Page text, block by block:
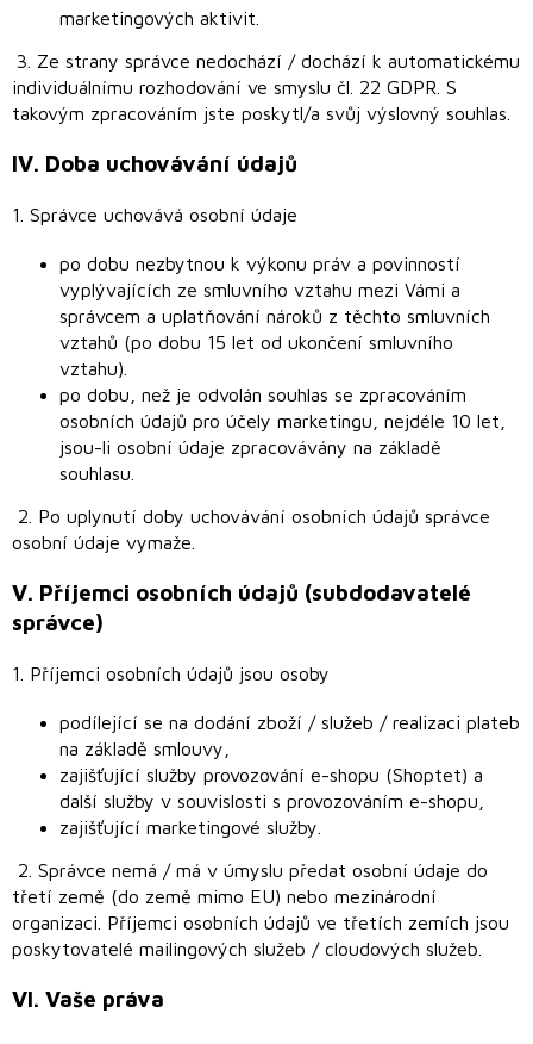
marketingových aktivit.
3. Ze strany správce nedochází / dochází k automatickému
individuálnímu rozhodování ve smyslu čl. 22 GDPR. S
takovým zpracováním jste poskytl/a svůj výslovný souhlas.
IV. Doba uchovávání údajů
1. Správce uchovává osobní údaje
po dobu nezbytnou k výkonu práv a povinností
vyplývajících ze smluvního vztahu mezi Vámi a
správcem a uplatňování nároků z těchto smluvních
vztahů (po dobu 15 let od ukončení smluvního
vztahu).
po dobu, než je odvolán souhlas se zpracováním
osobních údajů pro účely marketingu, nejdéle 10 let,
jsou-li osobní údaje zpracovávány na základě
souhlasu.
2. Po uplynutí doby uchovávání osobních údajů správce
osobní údaje vymaže.
V. Příjemci osobních údajů (subdodavatelé
správce)
1. Příjemci osobních údajů jsou osoby
podílející se na dodání zboží / služeb / realizaci plateb
na základě smlouvy,
zajišťující služby provozování e-shopu (Shoptet) a
další služby v souvislosti s provozováním e-shopu,
zajišťující marketingové služby.
2. Správce nemá / má v úmyslu předat osobní údaje do
třetí země (do země mimo EU) nebo mezinárodní
organizaci. Příjemci osobních údajů ve třetích zemích jsou
poskytovatelé mailingových služeb / cloudových služeb.
VI. Vaše práva